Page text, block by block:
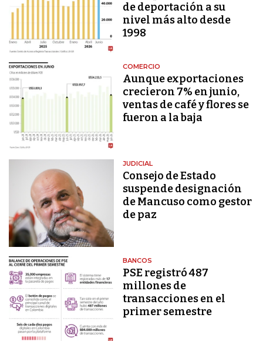
de deportación a su
nivel más alto desde
1998
COMERCIO
Aunque exportaciones
crecieron 7% en junio,
ventas de café y flores se
fueron a la baja
JUDICIAL
Consejo de Estado
suspende designación
de Mancuso como gestor
de paz
BANCOS
PSE registró 487
millones de
transacciones en el
primer semestre